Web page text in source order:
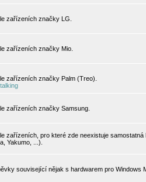
zařízeních značky LG.
zařízeních značky Mio.
zařízeních značky Palm (Treo).
zařízeních značky Samsung.
zařízeních, pro které zde neexistuje
Yakumo, ...).
související nějak s hardwarem pro Windows